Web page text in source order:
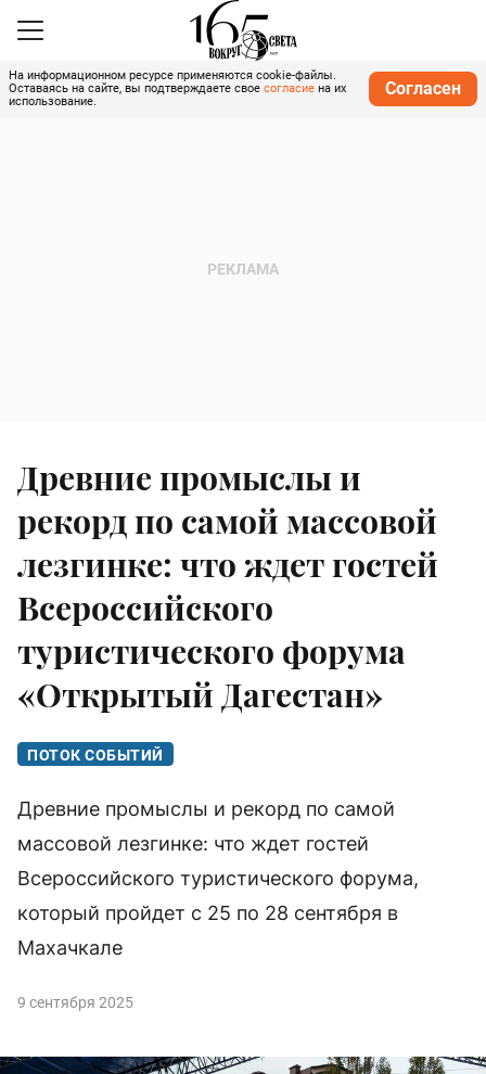
На информационном ресурсе применяются cookie-файлы.
Оставаясь на сайте, вы подтверждаете свое согласие на их
использование.
Согласен
Древние промыслы и
рекорд по самой массовой
лезгинке: что ждет гостей
Всероссийского
туристического форума
«Открытый Дагестан»
ПОТОК СОБЫТИЙ
Древние промыслы и рекорд по самой
массовой лезгинке: что ждет гостей
Всероссийского туристического форума,
который пройдет с 25 по 28 сентября в
Махачкале
9 сентября 2025